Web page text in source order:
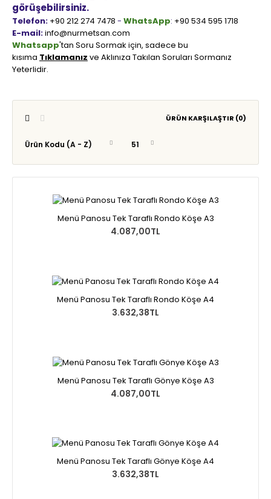
görüşebilirsiniz.
Telefon: +90 212 274 7478 - WhatsApp: +90 534 595 1718
E-mail:info@nurmetsan.com
Whatsapp'tan Soru Sormak için, sadece bu
kısıma Tıklamanız ve Aklınıza Takılan Soruları Sormanız
Yeterlidir.
ÜRÜN KARŞILAŞTIR (0)
Menü Panosu Tek Taraflı Rondo Köşe A3
4.087,00TL
Menü Panosu Tek Taraflı Rondo Köşe A4
3.632,38TL
Menü Panosu Tek Taraflı Gönye Köşe A3
4.087,00TL
Menü Panosu Tek Taraflı Gönye Köşe A4
3.632,38TL